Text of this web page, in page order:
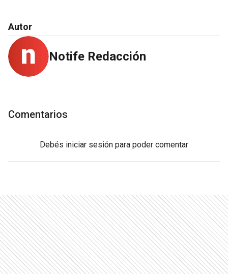
Autor
Notife Redacción
Comentarios
Debés iniciar sesión para poder comentar